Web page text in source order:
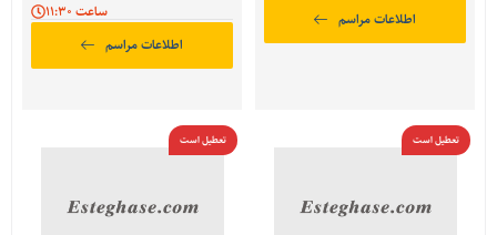
اطلاعات مراسم
ساعت 11:30
اطلاعات مراسم
تعطیل است تعطیل است